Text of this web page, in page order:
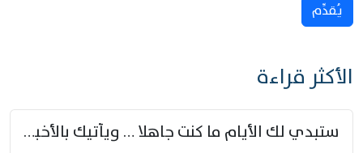
يُقدِّم
الأكثر قراءة
ستبدي لك الأيام ما كنت جاهلا … ويأتيك بالأخبار من لم تزوّد